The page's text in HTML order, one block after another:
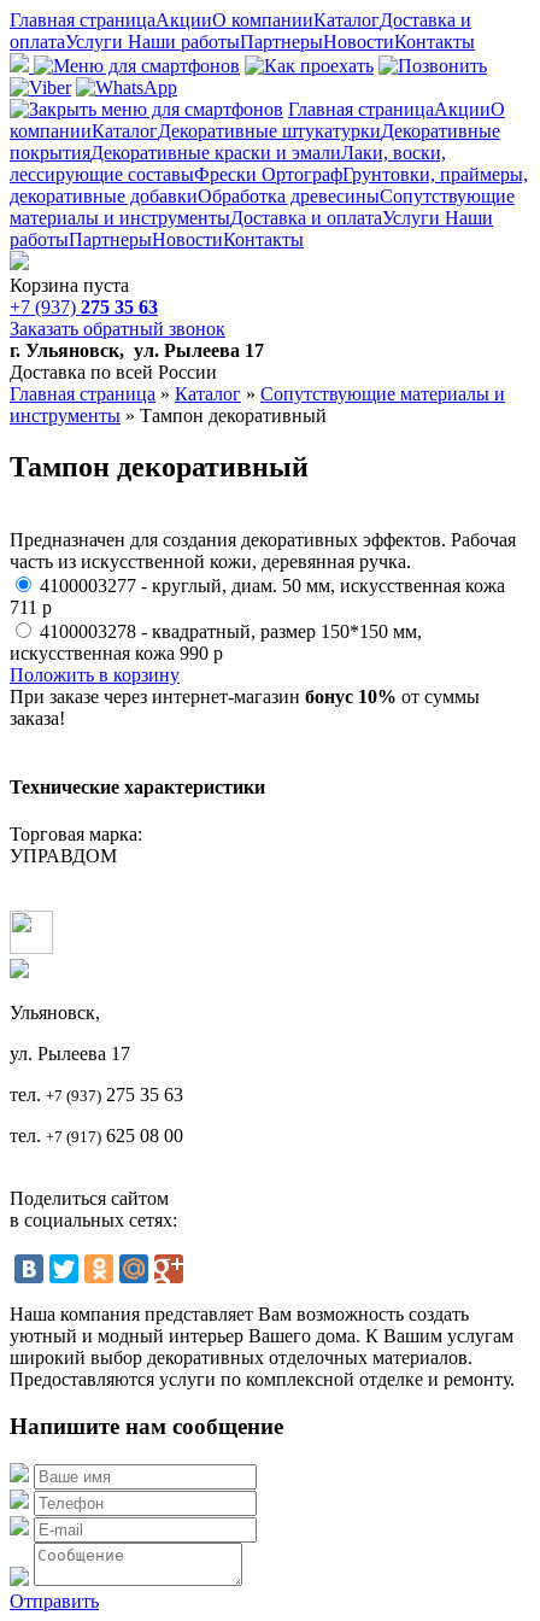
Главная страницаАкцииО компанииКаталогДоставка и
оплатаУслуги Наши работыПартнерыНовостиКонтакты
Главная страницаАкцииО
компанииКаталогДекоративные штукатуркиДекоративные
покрытияДекоративные краски и эмалиЛаки, воски,
лессирующие составыФрески ОртографГрунтовки, праймеры,
декоративные добавкиОбработка древесиныСопутствующие
материалы и инструментыДоставка и оплатаУслуги Наши
работыПартнерыНовостиКонтакты
Корзина пуста
+7 (937) 275 35 63
Заказать обратный звонок
г. Ульяновск, ул. Рылеева 17
Доставка по всей России
Главная страница » Каталог » Сопутствующие материалы и
инструменты » Тампон декоративный
Тампон декоративный
Предназначен для создания декоративных эффектов. Рабочая
часть из искусственной кожи, деревянная ручка.
4100003277 - круглый, диам. 50 мм, искусственная кожа
711 р
4100003278 - квадратный, размер 150*150 мм,
искусственная кожа 990 р
Положить в корзину
При заказе через интернет-магазин бонус 10% от суммы
заказа!
Технические характеристики
Торговая марка:
УПРАВДОМ
Ульяновск,
ул. Рылеева 17
тел. +7 (937) 275 35 63
тел. +7 (917) 625 08 00
Поделиться сайтом
в социальных сетях:
Наша компания представляет Вам возможность создать
уютный и модный интерьер Вашего дома. К Вашим услугам
широкий выбор декоративных отделочных материалов.
Предоставляются услуги по комплексной отделке и ремонту.
Напишите нам сообщение
Отправить